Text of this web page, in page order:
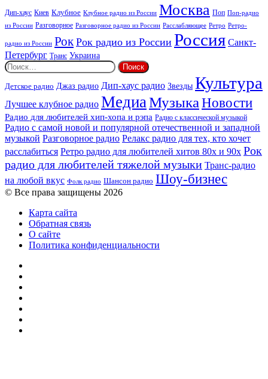
Дип-хаус Киев Клубное Клубное радио из России Москва Поп Поп-радио
из России Разговорное Разговорное радио из России Расслабляющее Ретро Ретро-
радио из России Рок Рок радио из России Россия Санкт-
Петербург Транс Украина
Найти:
Детское радио Джаз радио Дип-хаус радио Звезды Культура
Лучшее клубное радио МедиаМузыкаНовости
Радио для любителей хип-хопа и рэпа Радио с классической музыкой
Радио с самой новой и популярной отечественной и западной
музыкой Разговорное радио Релакс радио для тех, кто хочет
расслабиться Ретро радио для любителей хитов 80х и 90х Рок
радио для любителей тяжелой музыки Транс-радио
на любой вкус Фолк радио Шансон радио Шоу-бизнес
© Все права защищены 2026
Карта сайта
Обратная связь
О сайте
Политика конфиденциальности